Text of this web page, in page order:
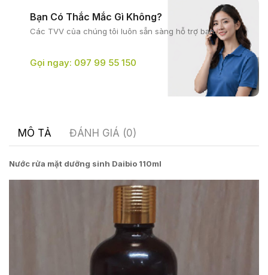
Bạn Có Thắc Mắc Gì Không?
Các TVV của chúng tôi luôn sẵn sàng hỗ trợ bạn.
Gọi ngay: 097 99 55 150
MÔ TẢ ĐÁNH GIÁ (0)
Nước rửa mặt dưỡng sinh Daibio 110ml